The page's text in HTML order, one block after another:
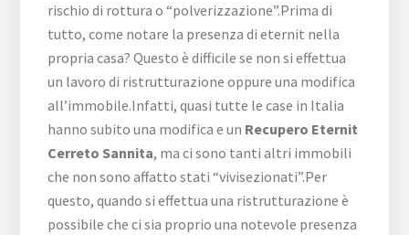
rischio di rottura o “polverizzazione”.Prima di
tutto, come notare la presenza di eternit nella
propria casa? Questo è difficile se non si effettua
un lavoro di ristrutturazione oppure una modifica
all’immobile.Infatti, quasi tutte le case in Italia
hanno subito una modifica e un Recupero Eternit
Cerreto Sannita, ma ci sono tanti altri immobili
che non sono affatto stati “vivisezionati”.Per
questo, quando si effettua una ristrutturazione è
possibile che ci sia proprio una notevole presenza